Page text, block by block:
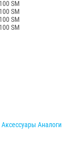
Аксессуары Аналоги